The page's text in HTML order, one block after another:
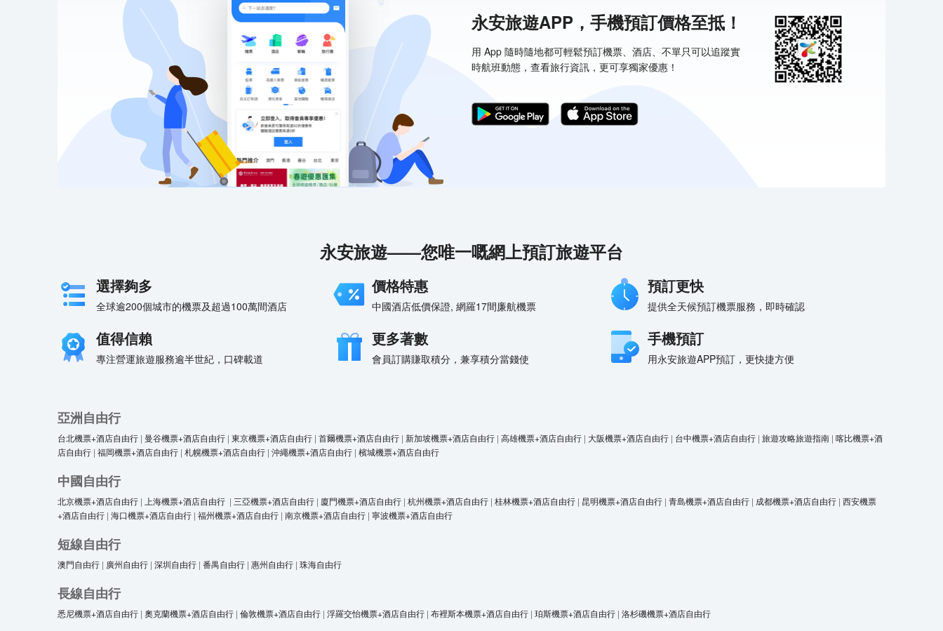
永安旅遊APP，手機預訂價格至抵！
用 App 隨時隨地都可輕鬆預訂機票、酒店、不單只可以追蹤實
時航班動態，查看旅行資訊，更可享獨家優惠！
永安旅遊——您唯一嘅網上預訂旅遊平台
選擇夠多
全球逾200個城市的機票及超過100萬間酒店
價格特惠
中國酒店低價保證, 網羅17間廉航機票
預訂更快
提供全天候預訂機票服務，即時確認
值得信賴
專注營運旅遊服務逾半世紀，口碑載道
更多著數
會員訂購賺取積分，兼享積分當錢使
手機預訂
用永安旅遊APP預訂，更快捷方便
亞洲自由行
台北機票+酒店自由行 | 曼谷機票+酒店自由行 | 東京機票+酒店自由行 | 首爾機票+酒店自由行 | 新加坡機票+酒店自由行 | 高雄機票+酒店自由行 | 大阪機票+酒店自由行 | 台中機票+酒店自由行 | 旅遊攻略旅遊指南 | 喀比機票+酒
店自由行 | 福岡機票+酒店自由行 | 札幌機票+酒店自由行 | 沖繩機票+酒店自由行 | 檳城機票+酒店自由行
中國自由行
北京機票+酒店自由行 | 上海機票+酒店自由行 | 三亞機票+酒店自由行 | 廈門機票+酒店自由行 | 杭州機票+酒店自由行 | 桂林機票+酒店自由行 | 昆明機票+酒店自由行 | 青島機票+酒店自由行 | 成都機票+酒店自由行 | 西安機票
+酒店自由行 | 海口機票+酒店自由行 | 福州機票+酒店自由行 | 南京機票+酒店自由行 | 寧波機票+酒店自由行
短線自由行
澳門自由行 | 廣州自由行 | 深圳自由行 | 番禺自由行 | 惠州自由行 | 珠海自由行
長線自由行
悉尼機票+酒店自由行 | 奧克蘭機票+酒店自由行 | 倫敦機票+酒店自由行 | 浮羅交怡機票+酒店自由行 | 布裡斯本機票+酒店自由行 | 珀斯機票+酒店自由行 | 洛杉磯機票+酒店自由行